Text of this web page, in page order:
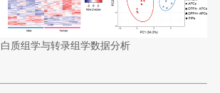
质组学与转录组学数据分析